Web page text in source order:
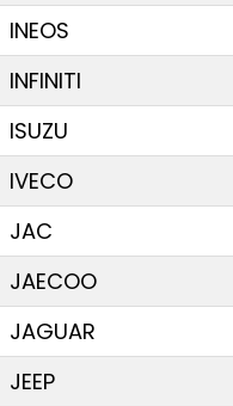
INEOS
INFINITI
ISUZU
IVECO
JAC
JAECOO
JAGUAR
JEEP